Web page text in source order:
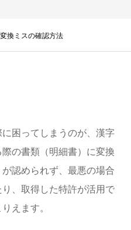
変換ミスの確認方法
困ってしまうのが、漢字
の書類（明細書）に変換
認められず、最悪の場合
、取得した特許が活用で
えます。